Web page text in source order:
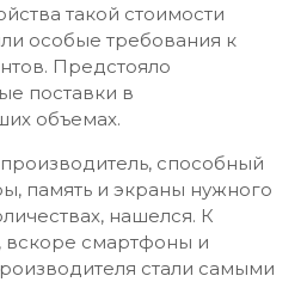
такой стоимости
особые требования к
Предстояло
поставки в
объемах.
способный
память и экраны нужного
нашелся. К
вскоре смартфоны и
стали самыми